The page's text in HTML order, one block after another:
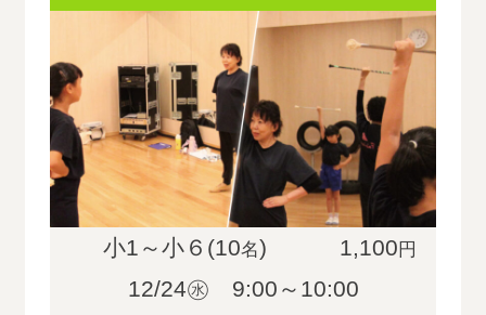
小1～小６(10名) 1,100 円
12/24㊌ 9:00～10:00